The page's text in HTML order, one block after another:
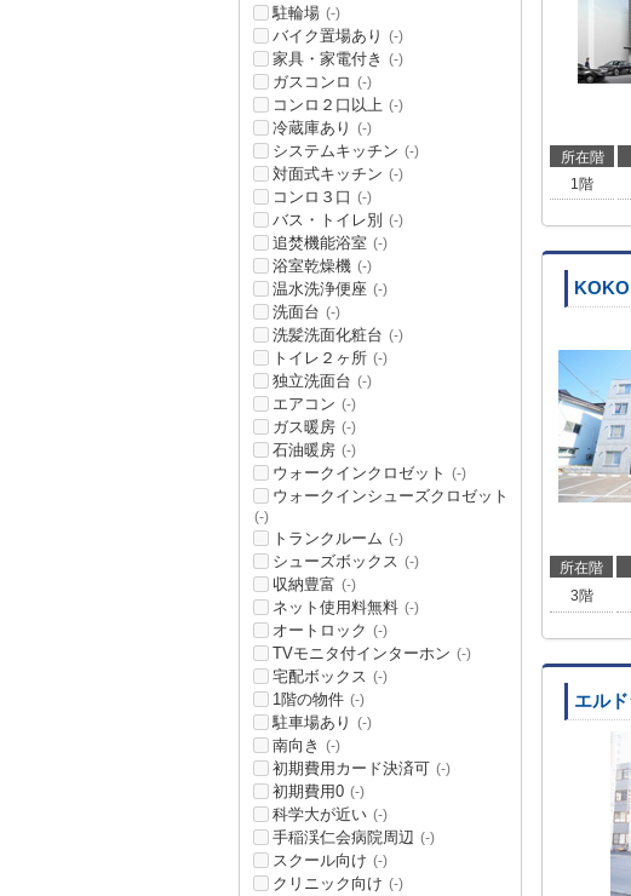
所在階
1階
所在階
3階
エル
駐輪場 (-)
バイク置場あり (-)
家具・家電付き (-)
ガスコンロ (-)
コンロ２口以上 (-)
冷蔵庫あり (-)
システムキッチン (-)
対面式キッチン (-)
コンロ３口 (-)
バス・トイレ別 (-)
追焚機能浴室 (-)
浴室乾燥機 (-)
温水洗浄便座 (-)
洗面台 (-)
洗髪洗面化粧台 (-)
トイレ２ヶ所 (-)
独立洗面台 (-)
エアコン (-)
ガス暖房 (-)
石油暖房 (-)
ウォークインクロゼット (-)
ウォークインシューズクロゼット
(-)
トランクルーム (-)
シューズボックス (-)
収納豊富 (-)
ネット使用料無料 (-)
オートロック (-)
TVモニタ付インターホン (-)
宅配ボックス (-)
1階の物件 (-)
駐車場あり (-)
南向き (-)
初期費用カード決済可 (-)
初期費用0 (-)
科学大が近い (-)
手稲渓仁会病院周辺 (-)
スクール向け (-)
クリニック向け (-)